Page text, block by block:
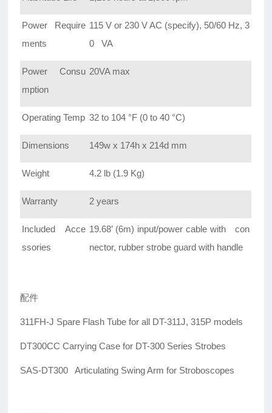
Power Require
ments
115 V or 230 V AC (specify), 50/60 Hz, 3
0 VA
Power Consu
mption
20VA max
Operating Temp 32 to 104 °F (0 to 40 °C)
Dimensions 149w x 174h x 214d mm
Weight 4.2 lb (1.9 Kg)
Warranty 2 years
Included Acce
ssories
19.68’ (6m) input/power cable with con
nector, rubber strobe guard with handle
配件
311FH-J Spare Flash Tube for all DT-311J, 315P models
DT300CC Carrying Case for DT-300 Series Strobes
SAS-DT300 Articulating Swing Arm for Stroboscopes